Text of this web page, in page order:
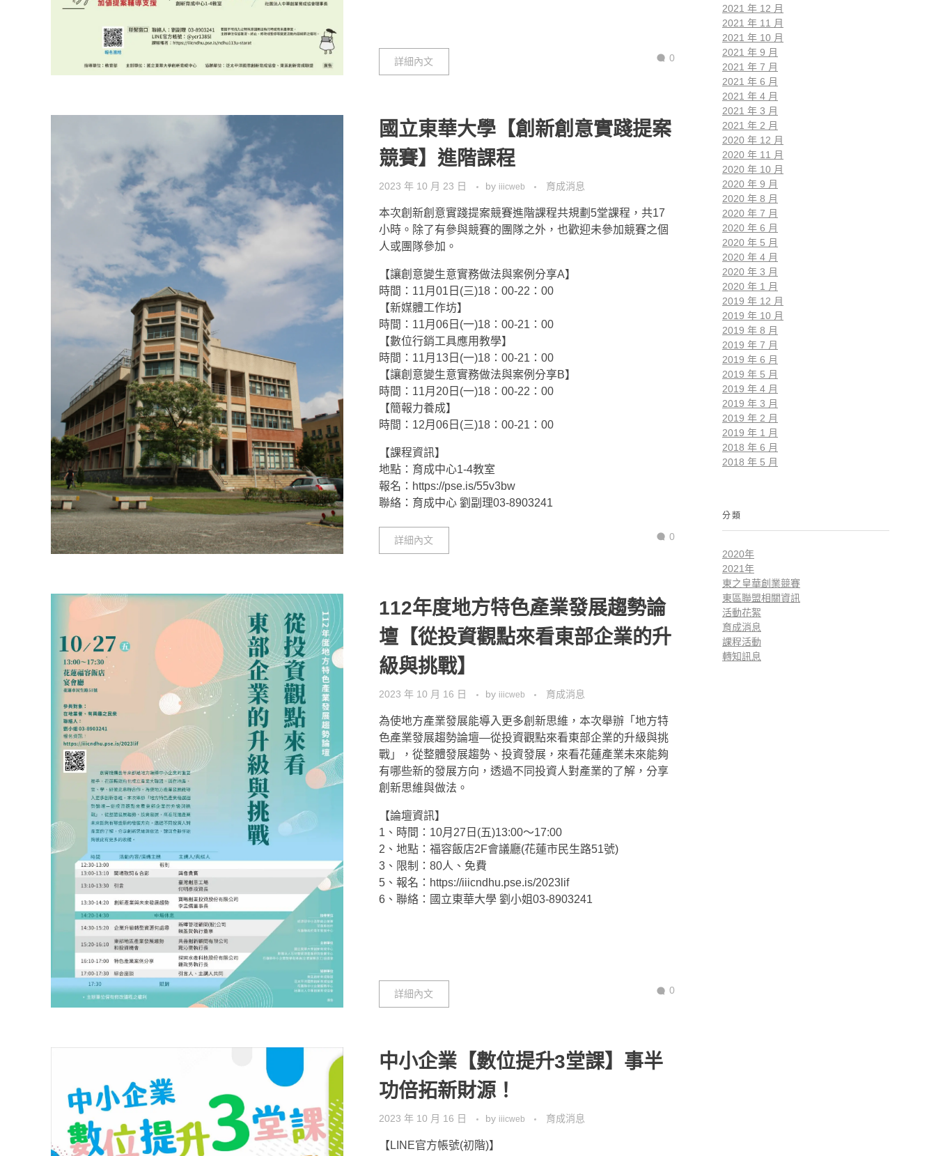
詳細內文 0
國立東華大學【創新創意實踐提案
競賽】進階課程
2023 年 10 月 23 日 by iiicweb 育成消息
本次創新創意實踐提案競賽進階課程共規劃5堂課程，共17
小時。除了有參與競賽的團隊之外，也歡迎未參加競賽之個
人或團隊參加。
【讓創意變生意實務做法與案例分享A】
時間：11月01日(三)18：00-22：00
【新媒體工作坊】
時間：11月06日(一)18：00-21：00
【數位行銷工具應用教學】
時間：11月13日(一)18：00-21：00
【讓創意變生意實務做法與案例分享B】
時間：11月20日(一)18：00-22：00
【簡報力養成】
時間：12月06日(三)18：00-21：00
【課程資訊】
地點：育成中心1-4教室
報名：https://pse.is/55v3bw
聯絡：育成中心 劉副理03-8903241
詳細內文 0
112年度地方特色產業發展趨勢論
壇【從投資觀點來看東部企業的升
級與挑戰】
2023 年 10 月 16 日 by iiicweb 育成消息
為使地方產業發展能導入更多創新思維，本次舉辦「地方特
色產業發展趨勢論壇—從投資觀點來看東部企業的升級與挑
戰」，從整體發展趨勢、投資發展，來看花蓮產業未來能夠
有哪些新的發展方向，透過不同投資人對產業的了解，分享
創新思維與做法。
【論壇資訊】
1、時間：10月27日(五)13:00～17:00
2、地點：福容飯店2F會議廳(花蓮市民生路51號)
3、限制：80人、免費
5、報名：https://iiicndhu.pse.is/2023lif
6、聯絡：國立東華大學 劉小姐03-8903241
詳細內文 0
中小企業【數位提升3堂課】事半
功倍拓新財源！
2023 年 10 月 16 日 by iiicweb 育成消息
【LINE官方帳號(初階)】
2021 年 12 月
2021 年 11 月
2021 年 10 月
2021 年 9 月
2021 年 7 月
2021 年 6 月
2021 年 4 月
2021 年 3 月
2021 年 2 月
2020 年 12 月
2020 年 11 月
2020 年 10 月
2020 年 9 月
2020 年 8 月
2020 年 7 月
2020 年 6 月
2020 年 5 月
2020 年 4 月
2020 年 3 月
2020 年 1 月
2019 年 12 月
2019 年 10 月
2019 年 8 月
2019 年 7 月
2019 年 6 月
2019 年 5 月
2019 年 4 月
2019 年 3 月
2019 年 2 月
2019 年 1 月
2018 年 6 月
2018 年 5 月
分類
2020年
2021年
東之皇華創業競賽
東區聯盟相關資訊
活動花絮
育成消息
課程活動
轉知訊息